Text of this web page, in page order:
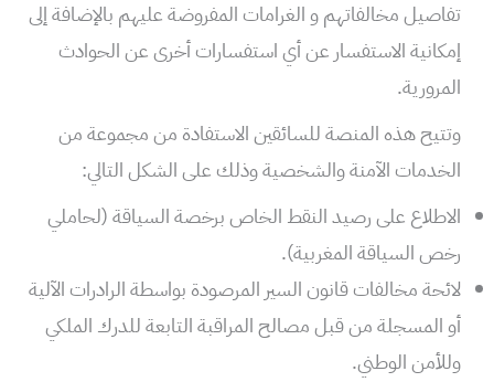
تفاصيل مخالفاتهم و الغرامات المفروضة عليهم بالإضافة إلى
إمكانية الاستفسار عن أي استفسارات أخرى عن الحوادث
المرورية.
وتتيح هذه المنصة للسائقين الاستفادة من مجموعة من
الخدمات الآمنة والشخصية وذلك على الشكل التالي:
الاطلاع على رصيد النقط الخاص برخصة السياقة (لحاملي
رخص السياقة المغربية).
لائحة مخالفات قانون السير المرصودة بواسطة الرادرات الآلية
أو المسجلة من قبل مصالح المراقبة التابعة للدرك الملكي
وللأمن الوطني.